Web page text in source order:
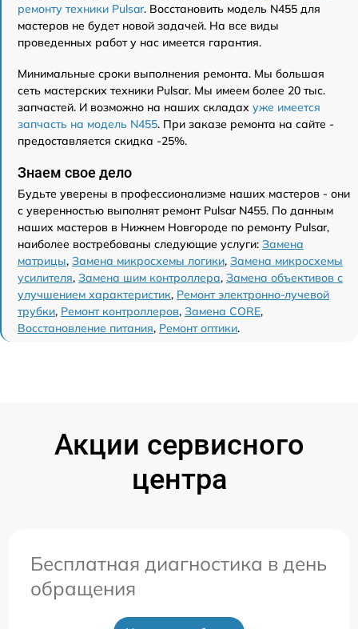
ремонту техники Pulsar. Восстановить модель N455 для
мастеров не будет новой задачей. На все виды
проведенных работ у нас имеется гарантия.
Минимальные сроки выполнения ремонта. Мы большая
сеть мастерских техники Pulsar. Мы имеем более 20 тыс.
запчастей. И возможно на наших складах уже имеется
запчасть на модель N455. При заказе ремонта на сайте -
предоставляется скидка -25%.
Знаем свое дело
Будьте уверены в профессионализме наших мастеров - они
с уверенностью выполнят ремонт Pulsar N455. По данным
наших мастеров в Нижнем Новгороде по ремонту Pulsar,
наиболее востребованы следующие услуги: Замена
матрицы, Замена микросхемы логики, Замена микросхемы
усилителя, Замена шим контроллера, Замена объективов с
улучшением характеристик, Ремонт электронно-лучевой
трубки, Ремонт контроллеров, Замена CORE,
Восстановление питания, Ремонт оптики.
Акции сервисного
центра
Бесплатная диагностика в день
обращения